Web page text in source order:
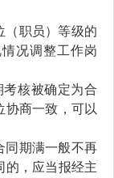
（职员）等级的
况调整工作岗
核被确定为合
协商一致 ， 可以
同期满一般不再
的，应当报经主